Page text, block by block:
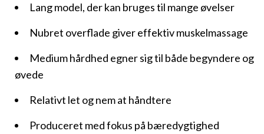
Lang model, der kan bruges til mange øvelser
Nubret overflade giver effektiv muskelmassage
Medium hårdhed egner sig til både begyndere og
øvede
Relativt let og nem at håndtere
Produceret med fokus på bæredygtighed